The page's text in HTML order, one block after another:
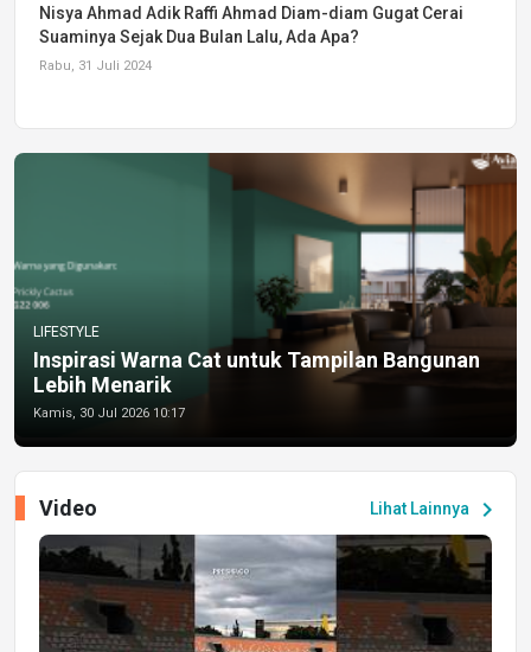
Nisya Ahmad Adik Raffi Ahmad Diam-diam Gugat Cerai
Suaminya Sejak Dua Bulan Lalu, Ada Apa?
Rabu, 31 Juli 2024
LIFESTYLE
Inspirasi Warna Cat untuk Tampilan Bangunan
Lebih Menarik
Kamis, 30 Jul 2026 10:17
Lihat Lainnya chevron_right
Video